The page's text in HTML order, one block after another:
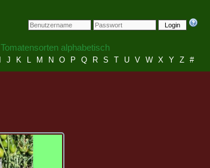
Login
Tomatensorten alphabetisch
J K L M N O P Q R S T U V W X Y Z #